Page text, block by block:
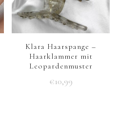
Klara Haarspange –
Haarklammer mit
Leopardenmuster
€10,99